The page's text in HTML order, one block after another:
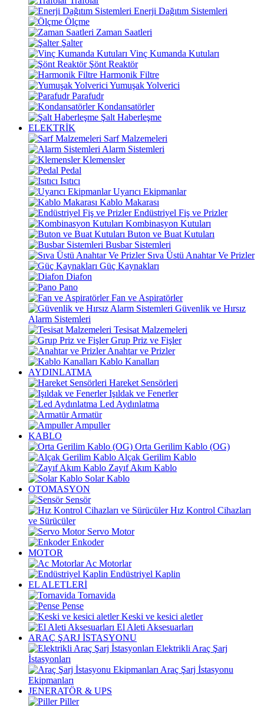
Enerji Dağıtım Sistemleri
Ölçme
Zaman Saatleri
Şalter
Vinç Kumanda Kutuları
Şönt Reaktör
Harmonik Filtre
Yumuşak Yolverici
Parafudr
Kondansatörler
Şalt Haberleşme
ELEKTRİK
Sarf Malzemeleri
Alarm Sistemleri
Klemensler
Pedal
Isıtıcı
Uyarıcı Ekipmanlar
Kablo Makarası
Endüstriyel Fiş ve Prizler
Kombinasyon Kutuları
Buton ve Buat Kutuları
Busbar Sistemleri
Sıva Üstü Anahtar Ve Prizler
Güç Kaynakları
Diafon
Pano
Fan ve Aspiratörler
Güvenlik ve Hırsız
Alarm Sistemleri
Tesisat Malzemeleri
Grup Priz ve Fişler
Anahtar ve Prizler
Kablo Kanalları
AYDINLATMA
Hareket Sensörleri
Işıldak ve Fenerler
Led Aydınlatma
Armatür
Ampuller
KABLO
Orta Gerilim Kablo (OG)
Alçak Gerilim Kablo
Zayıf Akım Kablo
Solar Kablo
OTOMASYON
Sensör
Hız Kontrol Cihazları
ve Sürücüler
Servo Motor
Enkoder
MOTOR
Ac Motorlar
Endüstriyel Kaplin
EL ALETLERİ
Tornavida
Pense
Keski ve kesici aletler
El Aleti Aksesuarları
ARAÇ ŞARJ İSTASYONU
Elektrikli Araç Şarj
İstasyonları
Araç Şarj İstasyonu
Ekipmanları
JENERATÖR & UPS
Piller